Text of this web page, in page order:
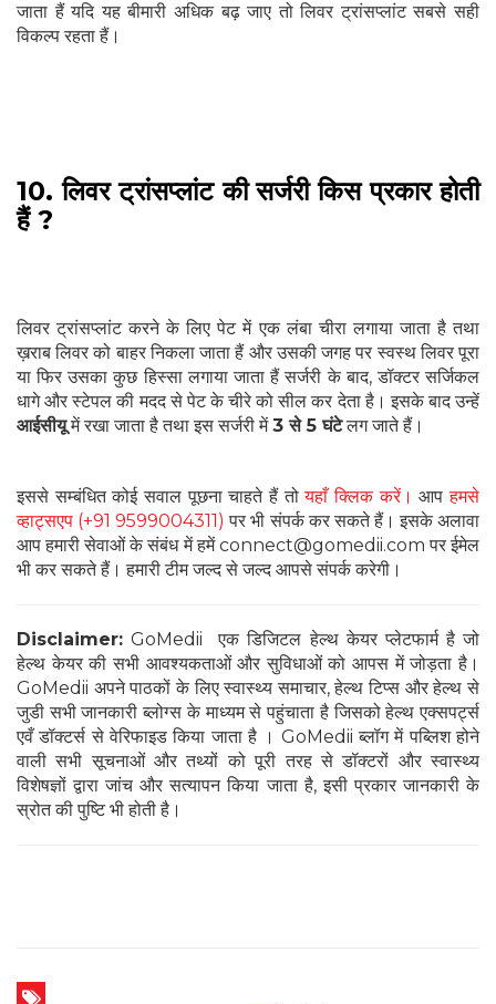
जाता हैं यदि यह बीमारी अधिक बढ़ जाए तो लिवर ट्रांसप्लांट सबसे सही
विकल्प रहता हैं।
10. लिवर ट्रांसप्लांट की सर्जरी किस प्रकार होती
हैं ?
लिवर ट्रांसप्लांट करने के लिए पेट में एक लंबा चीरा लगाया जाता है तथा
ख़राब लिवर को बाहर निकला जाता हैं और उसकी जगह पर स्वस्थ लिवर पूरा
या फिर उसका कुछ हिस्सा लगाया जाता हैं सर्जरी के बाद, डॉक्टर सर्जिकल
धागे और स्टेपल की मदद से पेट के चीरे को सील कर देता है। इसके बाद उन्हें
आईसीयूमें रखा जाता है तथा इस सर्जरी में3 से 5 घंटेलग जाते हैं।
इससे सम्बंधित कोई सवाल पूछना चाहते हैं तोयहाँ क्लिक करें। आपहमसे
व्हाट्सएप (+91 9599004311) पर भी संपर्क कर सकते हैं। इसके अलावा
आप हमारी सेवाओं के संबंध में हमें connect@gomedii.com पर ईमेल
भी कर सकते हैं। हमारी टीम जल्द से जल्द आपसे संपर्क करेगी।
Disclaimer: GoMedii एक डिजिटल हेल्थ केयर प्लेटफार्म है जो
हेल्थ केयर की सभी आवश्यकताओं और सुविधाओं को आपस में जोड़ता है।
GoMedii अपने पाठकों के लिए स्वास्थ्य समाचार, हेल्थ टिप्स और हेल्थ से
जुडी सभी जानकारी ब्लोग्स के माध्यम से पहुंचाता है जिसको हेल्थ एक्सपर्ट्स
एवँ डॉक्टर्स से वेरिफाइड किया जाता है । GoMedii ब्लॉग में पब्लिश होने
वाली सभी सूचनाओं और तथ्यों को पूरी तरह से डॉक्टरों और स्वास्थ्य
विशेषज्ञों द्वारा जांच और सत्यापन किया जाता है, इसी प्रकार जानकारी के
स्रोत की पुष्टि भी होती है।